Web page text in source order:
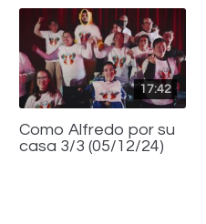
17:42
Como Alfredo por su
casa 3/3 (05/12/24)